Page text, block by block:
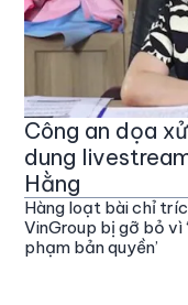
Công an dọa
dung
Hằng
Hàng loạt bài chỉ
VinGroup bị gỡ bỏ vì
phạm bản quyền’